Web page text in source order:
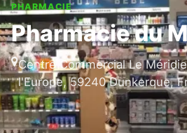
PHARMACIE
Pharmacie du
Centre Commercial Le
l'Europe, 59240 Dunkerque,